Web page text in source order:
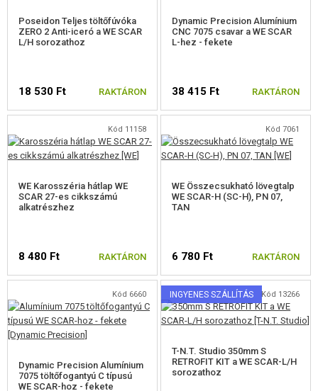
PÓTALKATRÉSZEK FEGYVEREKHEZ
ELEKTROMOS FEGYVEREKHEZ - KÜLSŐ
A MESTERLÖVÉSZ PUSKÁNAK RÉSZEI
GÁZFEGYVEREK ALKATRÉSZEI
AAP-01 ALKATRÉSZEK
A TM HICAPA-HOZ
A M&P,XDM-HEZ
A CZ-HOZ
Poseidon Teljes töltőfúvóka
ZERO 2 Anti-iceró a WE SCAR
L/H sorozathoz
18 530 Ft RAKTÁRON
Dynamic Precision Alumínium
CNC 7075 csavar a WE SCAR
L-hez - fekete
38 415 Ft RAKTÁRON
Kód 11158
WE Karosszéria hátlap WE
SCAR 27-es cikkszámú
alkatrészhez
8 480 Ft RAKTÁRON
Kód 7061
WE Összecsukható lövegtalp
WE SCAR-H (SC-H), PN 07,
TAN
6 780 Ft RAKTÁRON
Kód 6660
Dynamic Precision Alumínium
7075 töltőfogantyú C típusú
WE SCAR-hoz - fekete
INGYENES SZÁLLÍTÁS Kód 13266
T-N.T. Studio 350mm S
RETROFIT KIT a WE SCAR-L/H
sorozathoz